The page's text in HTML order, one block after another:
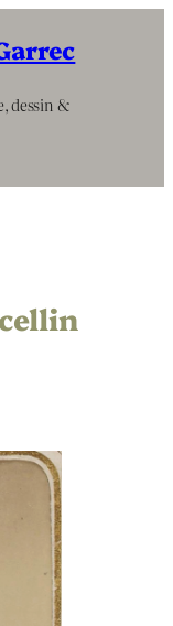
dessin &